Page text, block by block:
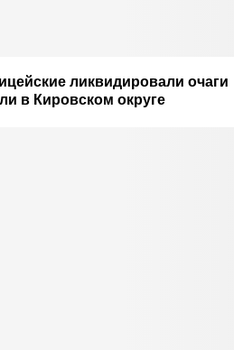
ликвидировали очаги
в Кировском округе